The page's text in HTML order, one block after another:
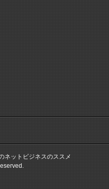
ネットビジネスのススメ